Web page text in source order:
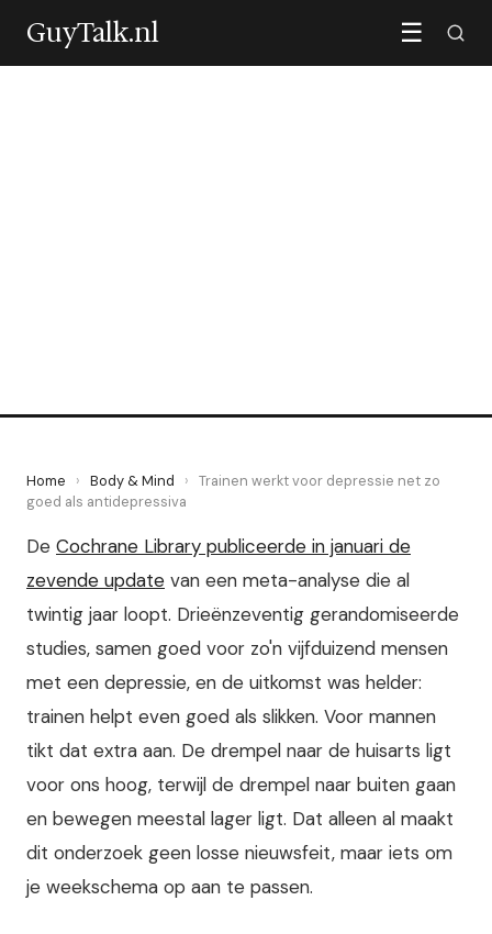
GuyTalk.nl ☰
Home › Body & Mind › Trainen werkt voor depressie net zo
goed als antidepressiva
De Cochrane Library publiceerde in januari de
zevende update van een meta-analyse die al
twintig jaar loopt. Drieënzeventig gerandomiseerde
studies, samen goed voor zo'n vijfduizend mensen
met een depressie, en de uitkomst was helder:
trainen helpt even goed als slikken. Voor mannen
tikt dat extra aan. De drempel naar de huisarts ligt
voor ons hoog, terwijl de drempel naar buiten gaan
en bewegen meestal lager ligt. Dat alleen al maakt
dit onderzoek geen losse nieuwsfeit, maar iets om
je weekschema op aan te passen.